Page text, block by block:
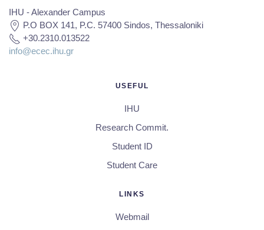
IHU - Alexander Campus
P.O BOX 141, P.C. 57400 Sindos, Thessaloniki
+30.2310.013522
info@ecec.ihu.gr
USEFUL
IHU
Research Commit.
Student ID
Student Care
LINKS
Webmail